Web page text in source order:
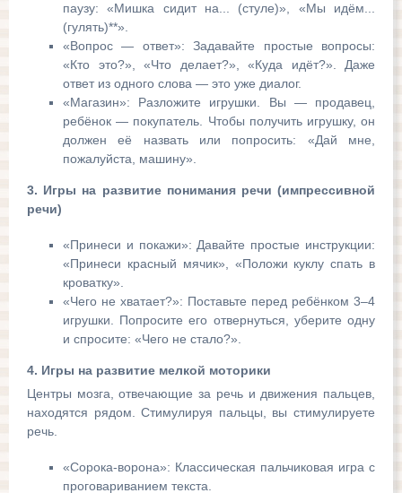
паузу: «Мишка сидит на... (стуле)», «Мы идём...
(гулять)**».
«Вопрос — ответ»: Задавайте простые вопросы:
«Кто это?», «Что делает?», «Куда идёт?». Даже
ответ из одного слова — это уже диалог.
«Магазин»: Разложите игрушки. Вы — продавец,
ребёнок — покупатель. Чтобы получить игрушку, он
должен её назвать или попросить: «Дай мне,
пожалуйста, машину».
3. Игры на развитие понимания речи (импрессивной
речи)
«Принеси и покажи»: Давайте простые инструкции:
«Принеси красный мячик», «Положи куклу спать в
кроватку».
«Чего не хватает?»: Поставьте перед ребёнком 3–4
игрушки. Попросите его отвернуться, уберите одну
и спросите: «Чего не стало?».
4. Игры на развитие мелкой моторики
Центры мозга, отвечающие за речь и движения пальцев,
находятся рядом. Стимулируя пальцы, вы стимулируете
речь.
«Сорока-ворона»: Классическая пальчиковая игра с
проговариванием текста.